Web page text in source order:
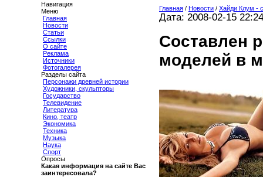
Навигация
Меню
Главная
Новости
Статьи
Ссылки
О сайте
Реклама
Источники
Фотогалерея
Разделы сайта
Персонажи древней истории
Художники, скульпторы
Государство
Телевидение
Литература
Кино, театр
Экономика
Техника
Музыка
Наука
Спорт
Опросы
Какая информация на сайте Вас
заинтересовала?
Главная / Новости / Хайди Клум -
Дата: 2008-02-15 22:24
Составлен
моделей в